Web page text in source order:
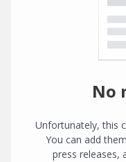
No
Unfortunately, this
You can add
press releases,